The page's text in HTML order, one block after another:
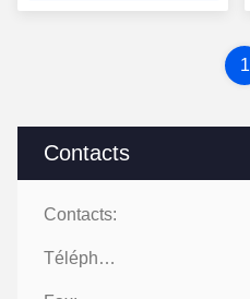
Contacts
Contacts:
Téléphone:
multimédia
1